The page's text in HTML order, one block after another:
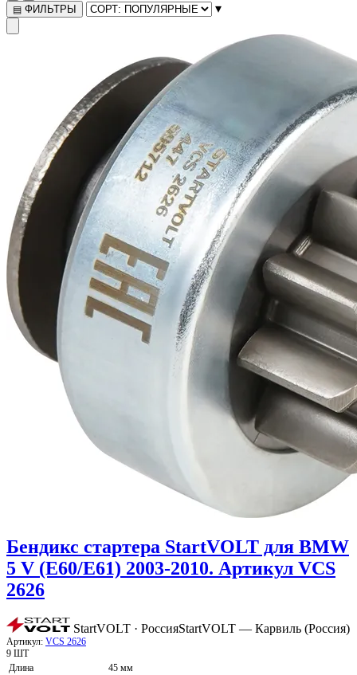
▤ ФИЛЬТРЫ ▾
Бендикс стартера StartVOLT для BMW
5 V (E60/E61) 2003-2010. Артикул VCS
2626
StartVOLT · РоссияStartVOLT — Карвиль (Россия)
Артикул: VCS 2626
9 ШТ
Длина
45 мм